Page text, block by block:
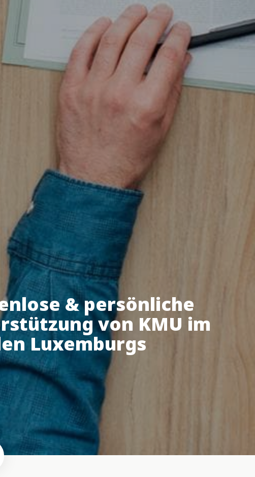
& persönliche
von KMU im
Luxemburgs